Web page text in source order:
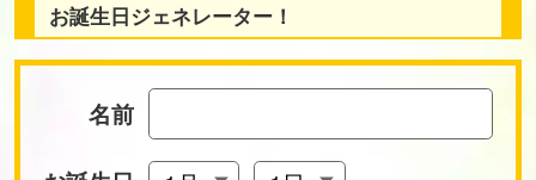
お誕生日ジェネレーター！
名前